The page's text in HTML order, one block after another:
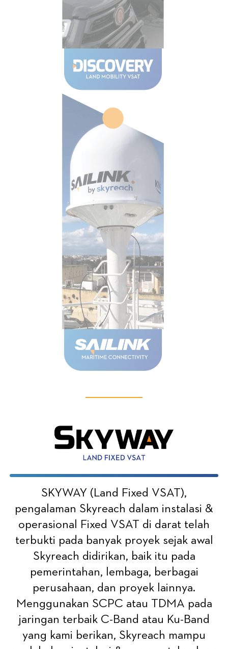
SKYWAY (Land Fixed VSAT),
pengalaman Skyreach dalam instalasi &
operasional Fixed VSAT di darat telah
terbukti pada banyak proyek sejak awal
Skyreach didirikan, baik itu pada
pemerintahan, lembaga, berbagai
perusahaan, dan proyek lainnya.
Menggunakan SCPC atau TDMA pada
jaringan terbaik C-Band atau Ku-Band
yang kami berikan, Skyreach mampu